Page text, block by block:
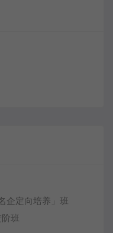
企定向培养」班
班